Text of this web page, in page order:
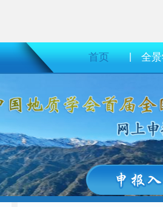
首页 | 全